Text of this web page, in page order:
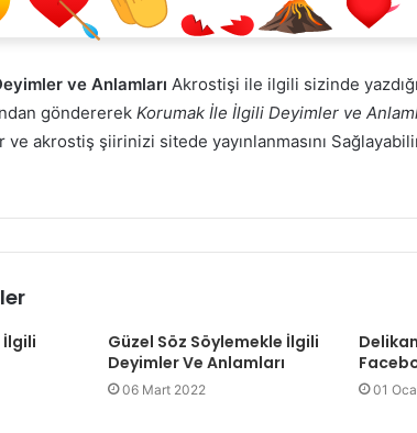
ve Anlamları Akrostişi ile ilgili sizinde
göndererek Korumak İle İlgili Deyimler ve
akrostiş şiirinizi sitede yayınlanmasını
İlgili
Güzel Söz Söylemekle İlgili
Deyimler Ve Anlamları
06 Mart 2022 01